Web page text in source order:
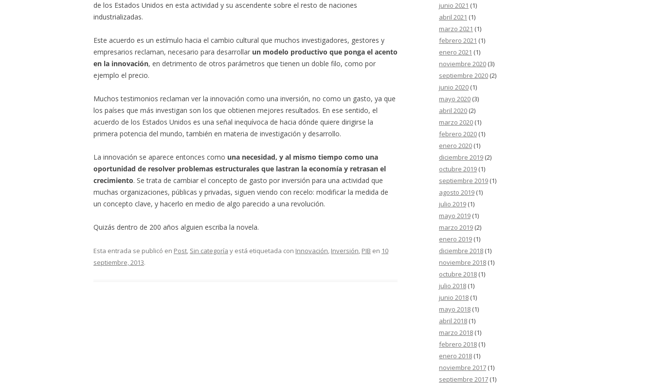
de los Estados Unidos en esta actividad y su ascendente sobre el resto de naciones
industrializadas.
Este acuerdo es un estímulo hacia el cambio cultural que muchos investigadores, gestores y
empresarios reclaman, necesario para desarrollar un modelo productivo que ponga el acento
en la innovación, en detrimento de otros parámetros que tienen un doble filo, como por
ejemplo el precio.
Muchos testimonios reclaman ver la innovación como una inversión, no como un gasto, ya que
los países que más investigan son los que obtienen mejores resultados. En ese sentido, el
acuerdo de los Estados Unidos es una señal inequívoca de hacia dónde quiere dirigirse la
primera potencia del mundo, también en materia de investigación y desarrollo.
La innovación se aparece entonces como una necesidad, y al mismo tiempo como una
oportunidad de resolver problemas estructurales que lastran la economía y retrasan el
crecimiento. Se trata de cambiar el concepto de gasto por inversión para una actividad que
muchas organizaciones, públicas y privadas, siguen viendo con recelo: modificar la medida de
un concepto clave, y hacerlo en medio de algo parecido a una revolución.
Quizás dentro de 200 años alguien escriba la novela.
Esta entrada se publicó en Post, Sin categoría y está etiquetada con Innovación, Inversión, PIB en 10
septiembre, 2013.
junio 2021 (1)
abril 2021 (1)
marzo 2021 (1)
febrero 2021 (1)
enero 2021 (1)
noviembre 2020 (3)
septiembre 2020 (2)
junio 2020 (1)
mayo 2020 (3)
abril 2020 (2)
marzo 2020 (1)
febrero 2020 (1)
enero 2020 (1)
diciembre 2019 (2)
octubre 2019 (1)
septiembre 2019 (1)
agosto 2019 (1)
julio 2019 (1)
mayo 2019 (1)
marzo 2019 (2)
enero 2019 (1)
diciembre 2018 (1)
noviembre 2018 (1)
octubre 2018 (1)
julio 2018 (1)
junio 2018 (1)
mayo 2018 (1)
abril 2018 (1)
marzo 2018 (1)
febrero 2018 (1)
enero 2018 (1)
noviembre 2017 (1)
septiembre 2017 (1)